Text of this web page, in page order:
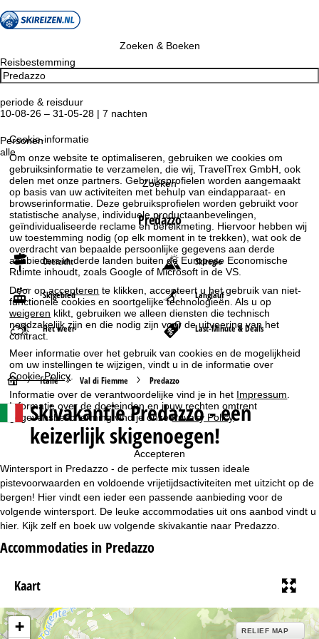
Cookie-informatie
Om onze website te optimaliseren, gebruiken we cookies om
gebruiksinformatie te verzamelen, die wij, TravelTrex GmbH, ook
delen met onze partners. Gebruiksprofielen worden aangemaakt
op basis van uw activiteiten met behulp van eindapparaat- en
browserinformatie. Deze gebruiksprofielen worden gebruikt voor
statistische analyse, individuele productaanbevelingen,
geïndividualiseerde reclame en bereikmeting. Hiervoor hebben wij
uw toestemming nodig (op elk moment in te trekken), wat ook de
overdracht van bepaalde persoonlijke gegevens aan derde
aanbieders in derde landen buiten de Europese Economische
Ruimte inhoudt, zoals Google of Microsoft in de VS.
Door opaccepteren te klikken, accepteert u het gebruik van niet-
functionele cookies en soortgelijke technologieën. Als u op
weigeren klikt, gebruiken we alleen diensten die technisch
noodzakelijk zijn en die nodig zijn voor de uitvoering van het
contract.
Meer informatie over het gebruik van cookies en de mogelijkheid
om uw instellingen te wijzigen, vindt u in de informatie over
Cookie-Policy
Informatie over de verantwoordelijke vind je in het Impressum
Informatie over de doeleinden en jouw rechten omtrent
gegevensbescherming vind je onzePrivacy Policy.
Accepteren
Zoeken & Boeken
Reisbestemming
periode & reisduur
10-08-26 – 31-05-28 | 7 nachten
Personen
alle
Zoeken
Predazzo
Overzicht Skiregio
Skigebied Langlauf
Het weer Last-Minute & Deals
S
t
r
t
p
a
g
i
Italië Val di Fiemme Predazzo
Skivakantie Predazzo - een
keizerlijk skigenoegen!
Wintersport in Predazzo - de perfecte mix tussen ideale
pistevoorwaarden en voldoende vrijetijdsactiviteiten met uitzicht op de
bergen! Hier vindt een ieder een passende aanbieding voor de
volgende wintersport. De leuke accommodaties uit ons aanbod vindt u
hier. Kijk zelf en boek uw volgende skivakantie naar Predazzo.
Accommodaties in Predazzo
Kaart
+ RELIEF MAP